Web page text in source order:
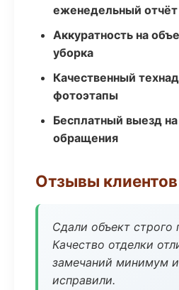
еженедельный отчёт
Аккуратность на
уборка
Качественный
фотоэтапы
Бесплатный выезд
обращения
Отзывы клиентов
Сдали объект строго
Качество отделки
замечаний минимум
исправили.